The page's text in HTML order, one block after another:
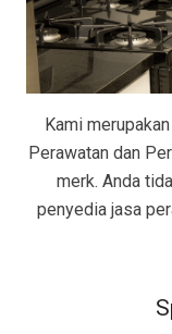
Kami
Perawatan dan
merk. Anda
penyedia jasa